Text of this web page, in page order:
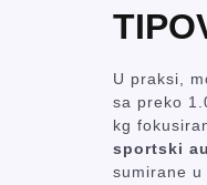
U praksi,
sa preko
kg
sportski
sumirane u